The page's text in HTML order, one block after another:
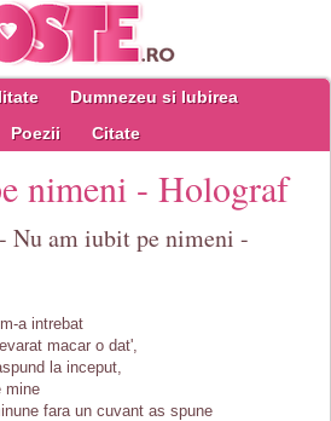
Dumnezeu si Iubirea
Poezii Citate
nimeni - Holograf
Nu am iubit pe nimeni -
a intrebat
macar o dat',
la inceput,
mine
fara un cuvant as spune